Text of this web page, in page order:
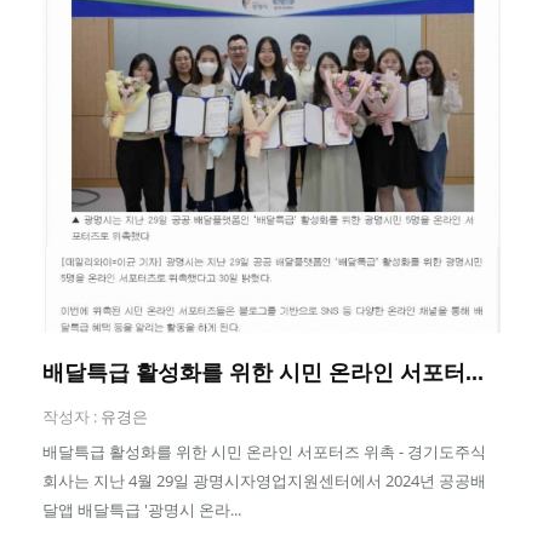
배달특급 활성화를 위한 시민 온라인 서포터...
작성자 : 유경은
배달특급 활성화를 위한 시민 온라인 서포터즈 위촉 - 경기도주식
회사는 지난 4월 29일 광명시자영업지원센터에서 2024년 공공배
달앱 배달특급 '광명시 온라...